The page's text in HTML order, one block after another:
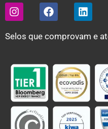
Selos que comprovam e